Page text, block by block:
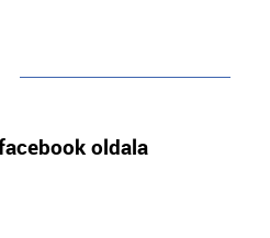
oldala